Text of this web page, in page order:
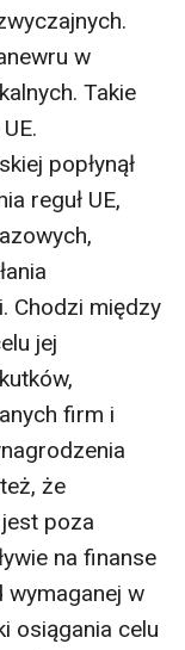
w
Takie
popłynął
reguł UE,
Chodzi między
jej
firm i
że
poza
na finanse
wymaganej w
osiągania celu